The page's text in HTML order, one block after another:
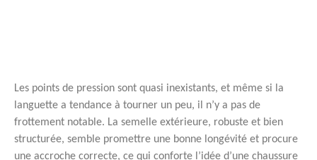
Les points de pression sont quasi inexistants, et même si la
languette a tendance à tourner un peu, il n’y a pas de
frottement notable. La semelle extérieure, robuste et bien
structurée, semble promettre une bonne longévité et procure
une accroche correcte, ce qui conforte l’idée d’une chaussure